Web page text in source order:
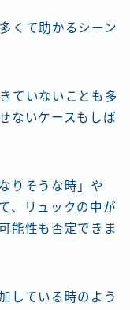
くて助かるシーン
ていないことも多
ないケースもしば
りそうな時」や
、リュックの中が
能性も否定できま
している時のよう